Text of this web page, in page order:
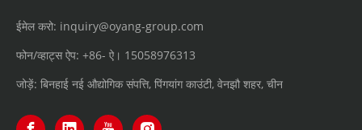
ईमेल करो: inquiry@oyang-group.com
फोन/व्हाट्स ऐप: +86- ऐ। 15058976313
जोड़ें: बिनहाई नई औद्योगिक संपत्ति, पिंगयांग काउंटी, वेनझौ शहर, चीन